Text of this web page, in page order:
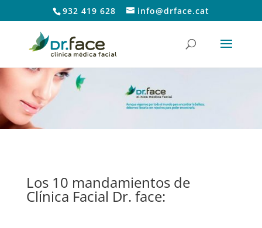
932 419 628 info@drface.cat
Los 10 mandamientos de
Clínica Facial Dr. face: